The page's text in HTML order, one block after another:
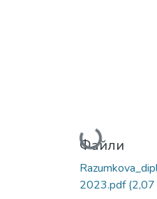
Вантажиться...
Файли
2023.pdf